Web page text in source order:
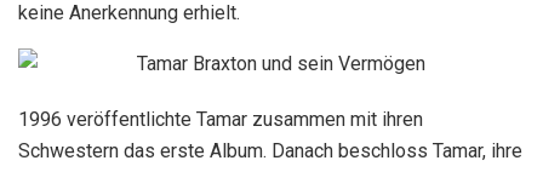
keine Anerkennung erhielt.
1996 veröffentlichte Tamar zusammen mit ihren
Schwestern das erste Album. Danach beschloss Tamar, ihre